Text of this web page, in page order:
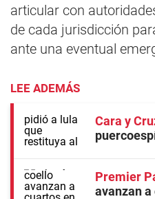
articular con
de cada jurisdicción
ante una eventual
LEE ADEMÁS
Cara y
Premier
avanzan